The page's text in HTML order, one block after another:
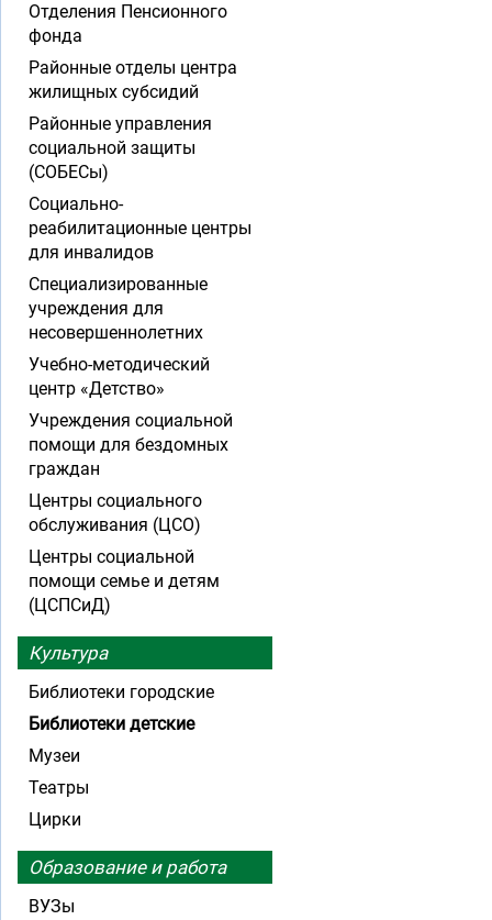
Отделения Пенсионного
фонда
Районные отделы центра
жилищных субсидий
Районные управления
социальной защиты
(СОБЕСы)
Социально-
реабилитационные центры
для инвалидов
Специализированные
учреждения для
несовершеннолетних
Учебно-методический
центр «Детство»
Учреждения социальной
помощи для бездомных
граждан
Центры социального
обслуживания (ЦСО)
Центры социальной
помощи семье и детям
(ЦСПСиД)
Культура
Библиотеки городские
Библиотеки детские
Музеи
Театры
Цирки
Образование и работа
ВУЗы